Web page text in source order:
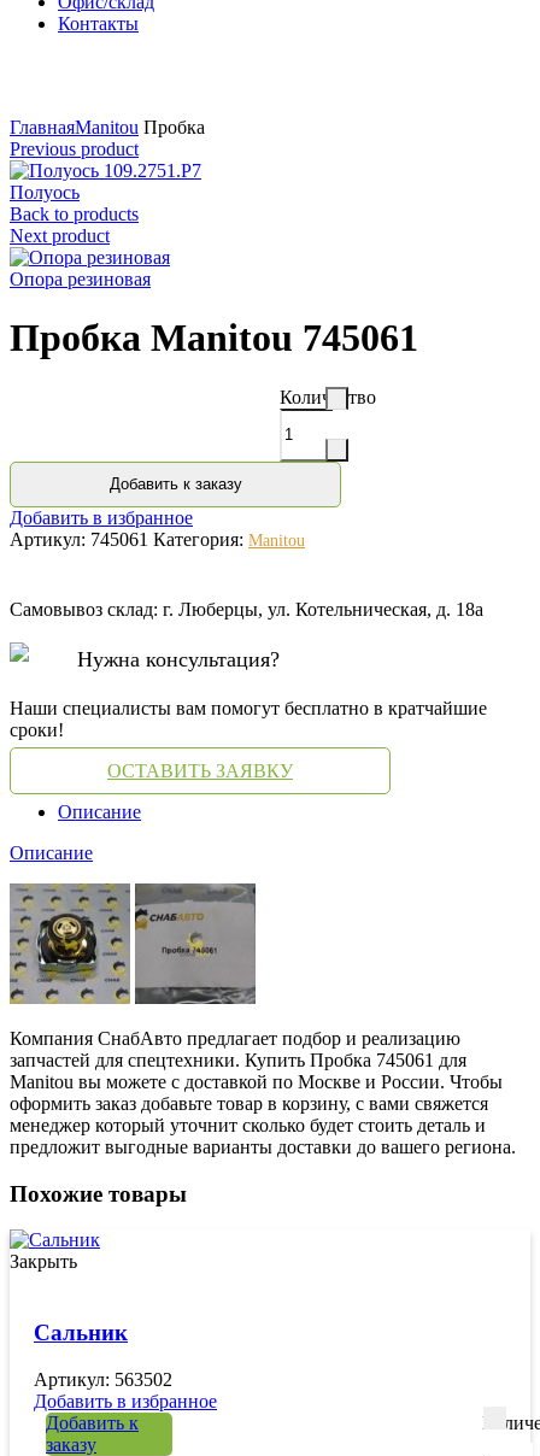
Контакты
ГлавнаяManitou Пробка
Previous product
Полуось
Back to products
Next product
Опора резиновая
Пробка Manitou 745061
Количество
Добавить к заказу
Добавить в избранное
Артикул: 745061 Категория: Manitou
Самовывоз склад: г. Люберцы, ул. Котельническая, д. 18а
Нужна консультация?
Наши специалисты вам помогут бесплатно в кратчайшие
сроки!
ОСТАВИТЬ ЗАЯВКУ
Описание
Описание
Компания СнабАвто предлагает подбор и реализацию
запчастей для спецтехники. Купить Пробка 745061 для
Manitou вы можете с доставкой по Москве и России. Чтобы
оформить заказ добавьте товар в корзину, с вами свяжется
менеджер который уточнит сколько будет стоить деталь и
предложит выгодные варианты доставки до вашего региона.
Похожие товары
Закрыть
Сальник
Артикул: 563502
Добавить в избранное
Добавить к
заказу